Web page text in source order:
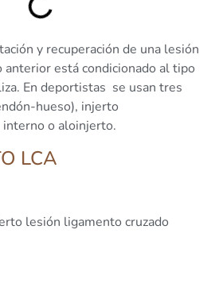
y recuperación de una lesión
anterior está condicionado al tipo
En deportistas se usan tres
hueso), injerto
o aloinjerto.
LCA
lesión ligamento cruzado